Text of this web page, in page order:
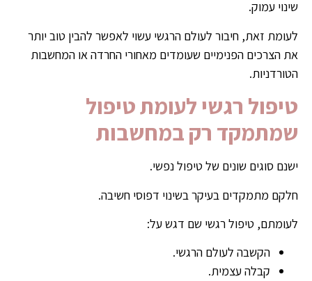
שינוי עמוק.
לעומת זאת, חיבור לעולם הרגשי עשוי לאפשר להבין טוב יותר
את הצרכים הפנימיים שעומדים מאחורי החרדה או המחשבות
הטורדניות.
טיפול רגשי לעומת טיפול
שמתמקד רק במחשבות
ישנם סוגים שונים של טיפול נפשי.
חלקם מתמקדים בעיקר בשינוי דפוסי חשיבה.
לעומתם, טיפול רגשי שם דגש על:
הקשבה לעולם הרגשי.
קבלה עצמית.